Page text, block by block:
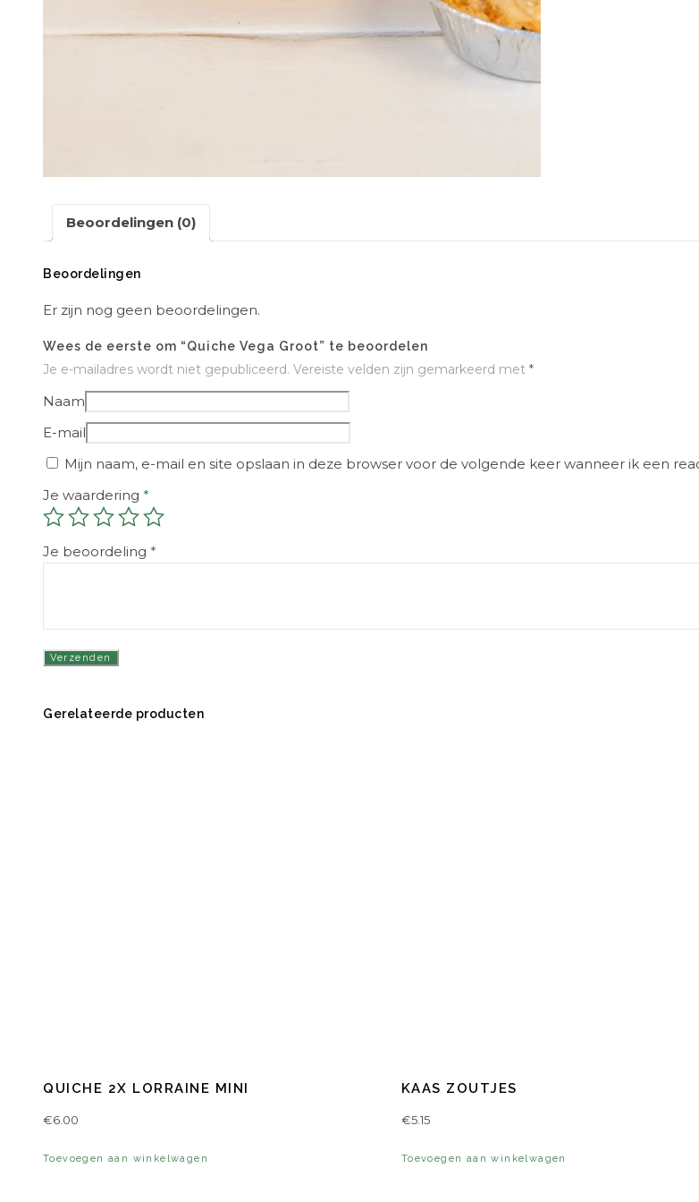
Beoordelingen (0)
Beoordelingen
Er zijn nog geen beoordelingen.
Wees de eerste om “Quiche Vega Groot” te beoordelen
Je e-mailadres wordt niet gepubliceerd. Vereiste velden zijn gemarkeerd met *
Naam
E-mail
Mijn naam, e-mail en site opslaan in deze browser voor de volgende keer wanneer ik een
Je waardering *
Je beoordeling *
Gerelateerde producten
QUICHE 2X LORRAINE MINI
€6.00
Toevoegen aan winkelwagen
KAAS ZOUTJES
€5.15
Toevoegen aan winkelwagen